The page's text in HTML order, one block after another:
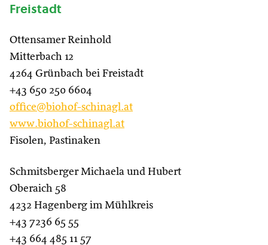
Freistadt
Ottensamer Reinhold
Mitterbach 12
4264 Grünbach bei Freistadt
+43 650 250 6604
office@biohof-schinagl.at
www.biohof-schinagl.at
Fisolen, Pastinaken
Schmitsberger Michaela und Hubert
Oberaich 58
4232 Hagenberg im Mühlkreis
+43 7236 65 55
+43 664 485 11 57